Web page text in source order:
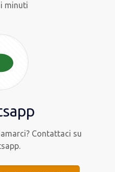
minuti
Contattaci su